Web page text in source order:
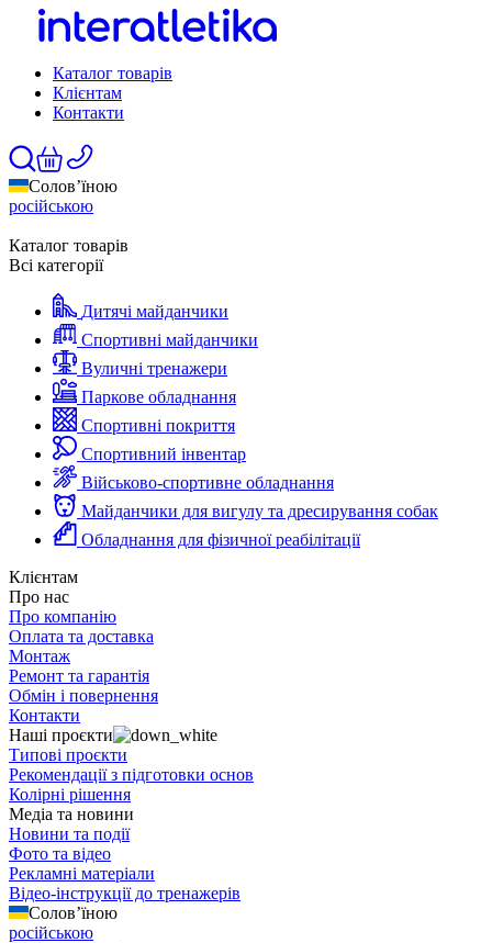
Каталог товарів
Клієнтам
Контакти
Солов’їною
російською
Каталог товарів
Всі категорії
Дитячі майданчики
Спортивні майданчики
Вуличні тренажери
Паркове обладнання
Спортивні покриття
Спортивний інвентар
Військово-спортивне обладнання
Майданчики для вигулу та дресирування собак
Обладнання для фізичної реабілітації
Клієнтам
Про нас
Про компанію
Оплата та доставка
Монтаж
Ремонт та гарантія
Обмін і повернення
Контакти
Наші проєкти
Типові проєкти
Рекомендації з підготовки основ
Колірні рішення
Медіа та новини
Новини та події
Фото та відео
Рекламні матеріали
Відео-інструкції до тренажерів
Солов’їною
російською